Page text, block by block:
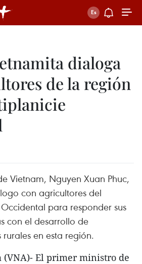
dialoga
de la región
Vietnam, Nguyen Xuan Phuc,
con agricultores del
para responder sus
con el desarrollo de
en esta región.
(VNA)- El primer ministro de